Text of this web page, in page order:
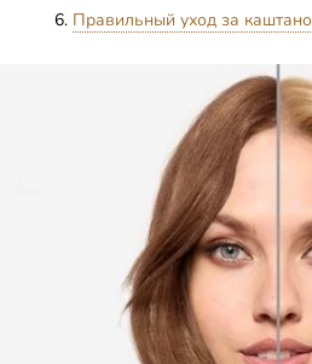
Правильный уход за